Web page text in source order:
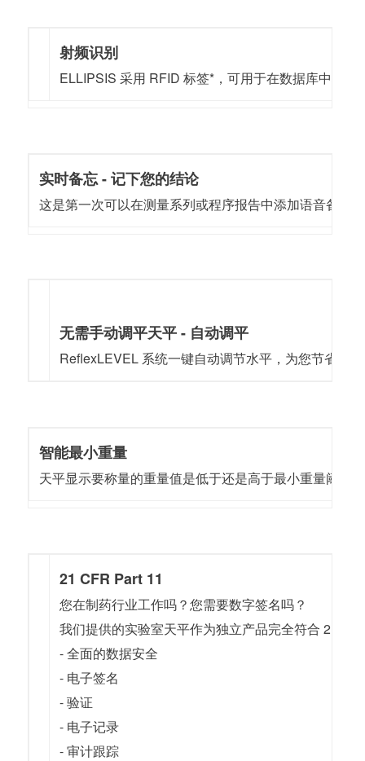
射频识别
ELLIPSIS 采用 RFID 标签*，可用于在数据库中标
实时备忘 - 记下您的结论
这是第一次可以在测量系列或程序报告中添加语音备忘
无需手动调平天平 - 自动调平
ReflexLEVEL 系统一键自动调节水平，为您节省时
智能最小重量
天平显示要称量的重量值是低于还是高于最小重量阈值。
21 CFR Part 11
您在制药行业工作吗？您需要数字签名吗？
我们提供的实验室天平作为独立产品完全符合 21
- 全面的数据安全
- 电子签名
- 验证
- 电子记录
- 审计跟踪